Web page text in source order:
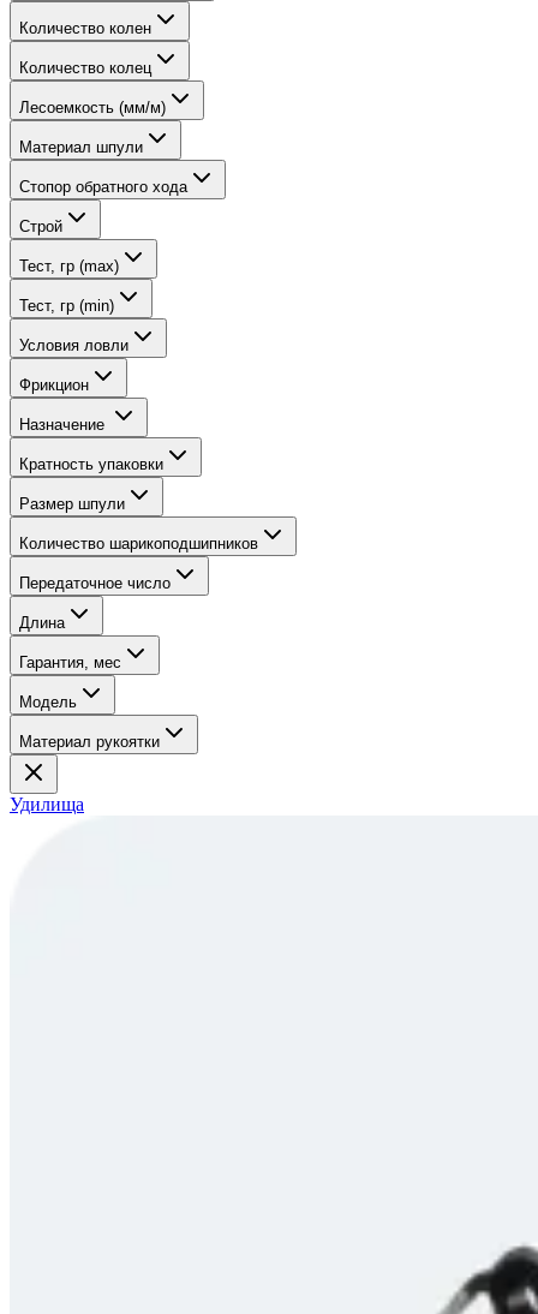
Количество колен
Количество колец
Лесоемкость (мм/м)
Материал шпули
Стопор обратного хода
Строй
Тест, гр (max)
Тест, гр (min)
Условия ловли
Фрикцион
Назначение
Кратность упаковки
Размер шпули
Количество шарикоподшипников
Передаточное число
Длина
Гарантия, мес
Модель
Материал рукоятки
Удилища